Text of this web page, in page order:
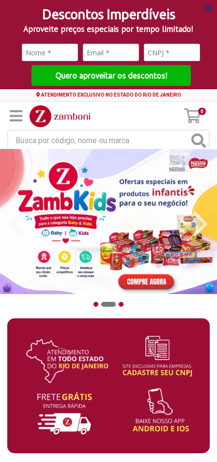
Descontos Imperdíveis
Aproveite preços especiais por tempo limitado!
Quero aproveitar os descontos!
ATENDIMENTO EXCLUSIVO NO ESTADO DO RIO DE JANEIRO
0